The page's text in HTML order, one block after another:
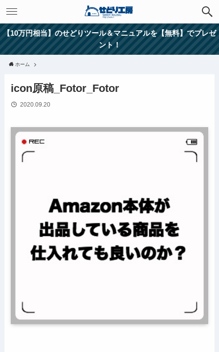
【10万円相当】のせどりツール＆マニュアルを【無料】でプレゼ
ント！
ホーム
icon原稿_Fotor_Fotor
2020.09.20